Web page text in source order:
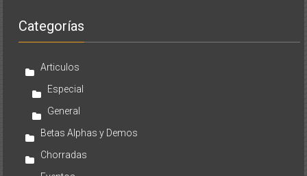
Categorías
Articulos
Especial
General
Betas Alphas y Demos
Chorradas